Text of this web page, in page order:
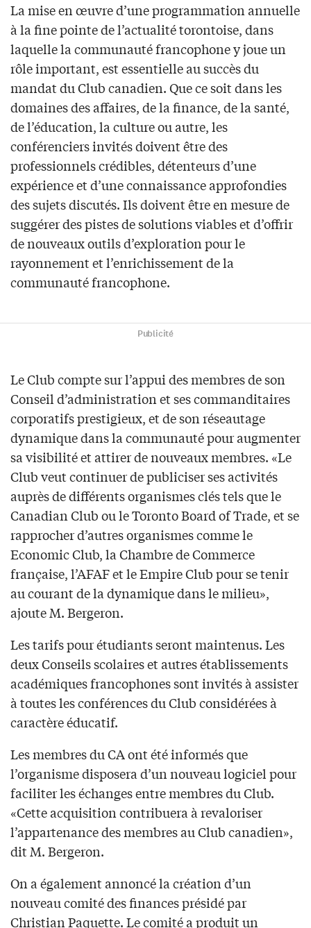
La mise en œuvre d’une programmation annuelle
à la fine pointe de l’actualité torontoise, dans
laquelle la communauté francophone y joue un
rôle important, est essentielle au succès du
mandat du Club canadien. Que ce soit dans les
domaines des affaires, de la finance, de la santé,
de l’éducation, la culture ou autre, les
conférenciers invités doivent être des
professionnels crédibles, détenteurs d’une
expérience et d’une connaissance approfondies
des sujets discutés. Ils doivent être en mesure de
suggérer des pistes de solutions viables et d’offrir
de nouveaux outils d’exploration pour le
rayonnement et l’enrichissement de la
communauté francophone.
Publicité
Le Club compte sur l’appui des membres de son
Conseil d’administration et ses commanditaires
corporatifs prestigieux, et de son réseautage
dynamique dans la communauté pour augmenter
sa visibilité et attirer de nouveaux membres. «Le
Club veut continuer de publiciser ses activités
auprès de différents organismes clés tels que le
Canadian Club ou le Toronto Board of Trade, et se
rapprocher d’autres organismes comme le
Economic Club, la Chambre de Commerce
française, l’AFAF et le Empire Club pour se tenir
au courant de la dynamique dans le milieu»,
ajoute M. Bergeron.
Les tarifs pour étudiants seront maintenus. Les
deux Conseils scolaires et autres établissements
académiques francophones sont invités à assister
à toutes les conférences du Club considérées à
caractère éducatif.
Les membres du CA ont été informés que
l’organisme disposera d’un nouveau logiciel pour
faciliter les échanges entre membres du Club.
«Cette acquisition contribuera à revaloriser
l’appartenance des membres au Club canadien»,
dit M. Bergeron.
On a également annoncé la création d’un
nouveau comité des finances présidé par
Christian Paquette. Le comité a produit un